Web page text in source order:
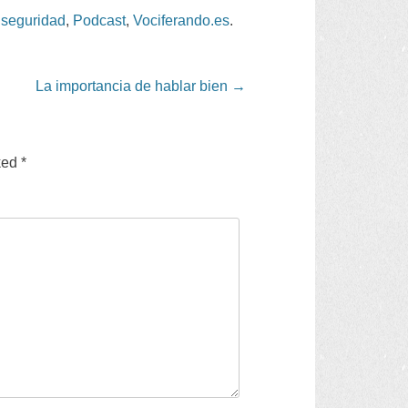
, Podcast,Vociferando.es.
La importancia de hablar bien →
*